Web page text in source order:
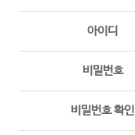
아이디
비밀번호
비밀번호 확인